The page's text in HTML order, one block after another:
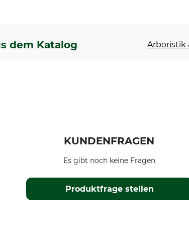
dem Katalog Arboristik
KUNDENFRAGEN
Produktfrage stellen
Es gibt noch keine Fragen